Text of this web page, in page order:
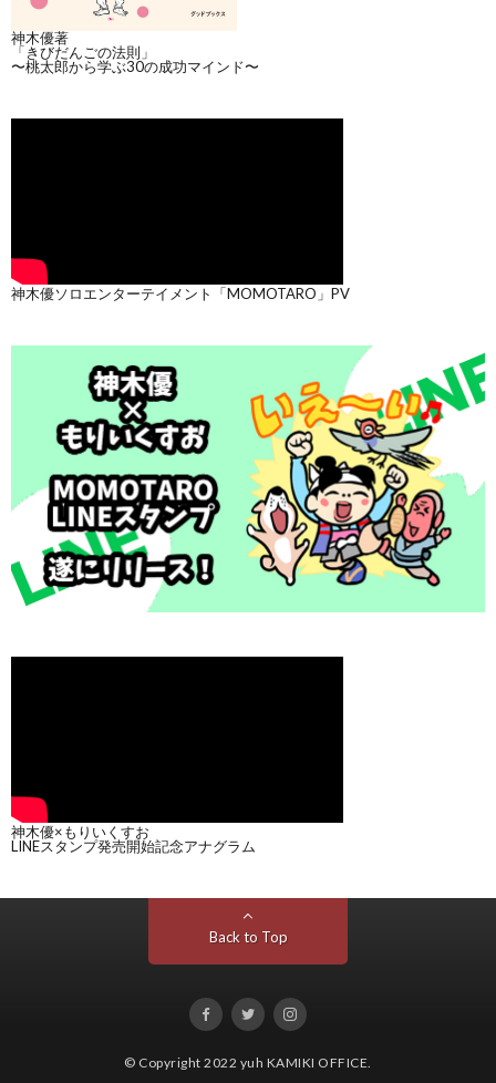
神木優著
「きびだんごの法則」
〜桃太郎から学ぶ30の成功マインド〜
神木優ソロエンターテイメント「MOMOTARO」PV
神木優×もりいくすお
LINEスタンプ発売開始記念アナグラム
Back to Top
© Copyright 2022 yuh KAMIKI OFFICE